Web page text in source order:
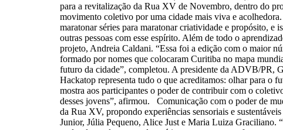
para a revitalização da Rua XV de Novembro, dentro do
movimento coletivo por uma cidade mais viva e
maratonar séries para maratonar criatividade e propósito, e
outras pessoas com esse espírito. Além de todo o
projeto, Andreia Caldani. “Essa foi a edição com o maior
formado por nomes que colocaram Curitiba no mapa
futuro da cidade”, completou. A presidente da ADVB/PR,
Hackatop representa tudo o que acreditamos: olhar para o
mostra aos participantes o poder de contribuir com o
desses jovens”, afirmou. Comunicação com o poder de
da Rua XV, propondo experiências sensoriais e
Junior, Júlia Pequeno, Alice Just e Maria Luiza Graciliano.